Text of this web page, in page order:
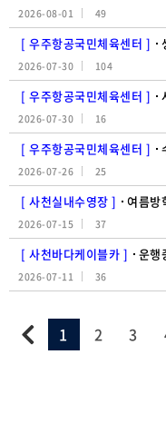
2026-08-01 49
[ 우주항공국민체육센터 ]
2026-07-30 104
[ 우주항공국민체육센터 ]
2026-07-30 16
[ 우주항공국민체육센터 ]
2026-07-26 25
[ 사천실내수영장 ] 여름방
2026-07-15 37
[ 사천바다케이블카 ] 운행
2026-07-11 36
1 2 3